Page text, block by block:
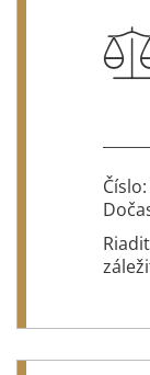
Číslo: